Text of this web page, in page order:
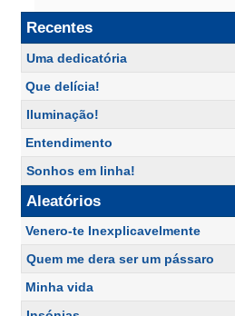
Recentes
Uma dedicatória
Que delícia!
Iluminação!
Entendimento
Sonhos em linha!
Aleatórios
Venero-te Inexplicavelmente
Quem me dera ser um pássaro
Minha vida